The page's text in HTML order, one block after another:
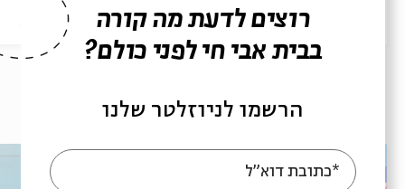
28/07/26
עוד בבית אבי חי
רוצים לדעת מה קורה
בבית אבי חי לפני כולם?
הרשמו לניוזלטר שלנו
*כתובת דוא"ל